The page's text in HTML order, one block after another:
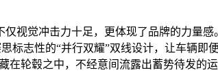
视觉冲击力十足，更体现了品牌的力量感
志性的“并行双耀”双线设计，让车辆即
轮毂之中，不经意间流露出蓄势待发的运